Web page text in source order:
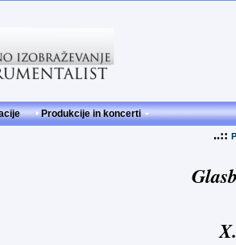
Produkcije in koncerti
..::